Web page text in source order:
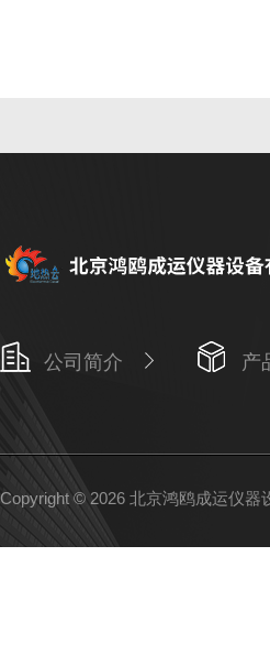
公司简介 产
Copyright © 2026 北京鸿鸥成运仪